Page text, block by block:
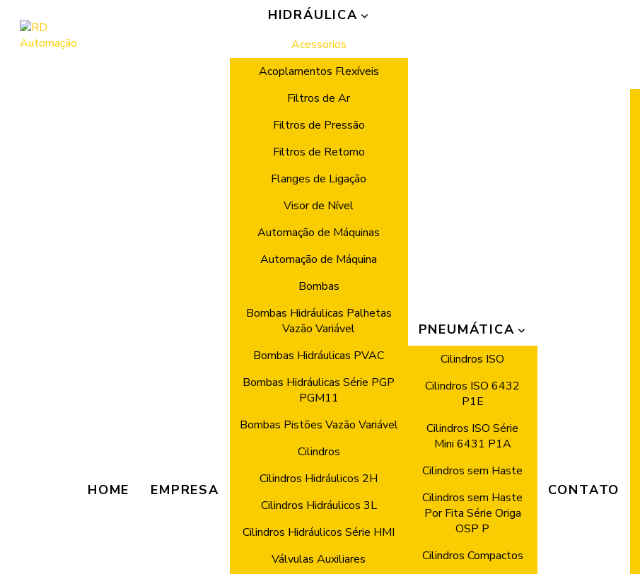
HOME EMPRESA
HIDRÁULICA
Acessorios
Acoplamentos Flexíveis
Filtros de Ar
Filtros de Pressão
Filtros de Retorno
Flanges de Ligação
Visor de Nível
Automação de Máquinas
Automação de Máquina
Bombas
Bombas Hidráulicas Palhetas
Vazão Variável
Bombas Hidráulicas PVAC
Bombas Hidráulicas Série PGP
PGM11
Bombas Pistões Vazão Variável
Cilindros
Cilindros Hidráulicos 2H
Cilindros Hidráulicos 3L
Cilindros Hidráulicos Série HMI
Válvulas Auxiliares
PNEUMÁTICA
Cilindros ISO
Cilindros ISO 6432
P1E
Cilindros ISO Série
Mini 6431 P1A
Cilindros sem Haste
Cilindros sem Haste
Por Fita Série Origa
OSP P
Cilindros Compactos
CONTATO